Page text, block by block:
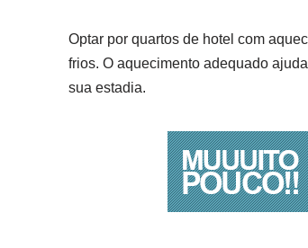
Optar por quartos de hotel com
frios. O aquecimento adequado
sua estadia.